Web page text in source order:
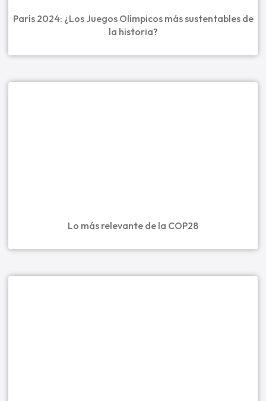
París 2024: ¿Los Juegos Olímpicos más sustentables de
la historia?
Lo más relevante de la COP28